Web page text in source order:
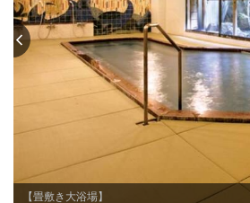
【畳敷き大浴場】